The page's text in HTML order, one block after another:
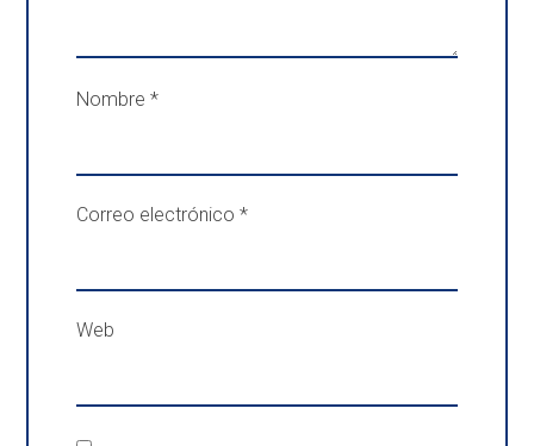
Nombre*
Correo electrónico*
Web